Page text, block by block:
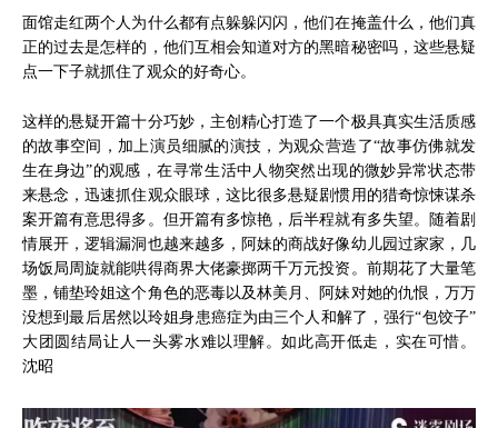
面馆走红两个人为什么都有点躲躲闪闪，他们在掩盖什么，他们真
正的过去是怎样的，他们互相会知道对方的黑暗秘密吗，这些悬疑
点一下子就抓住了观众的好奇心。
这样的悬疑开篇十分巧妙，主创精心打造了一个极具真实生活质感
的故事空间，加上演员细腻的演技，为观众营造了“故事仿佛就发
生在身边”的观感，在寻常生活中人物突然出现的微妙异常状态带
来悬念，迅速抓住观众眼球，这比很多悬疑剧惯用的猎奇惊悚谋杀
案开篇有意思得多。但开篇有多惊艳，后半程就有多失望。随着剧
情展开，逻辑漏洞也越来越多，阿妹的商战好像幼儿园过家家，几
场饭局周旋就能哄得商界大佬豪掷两千万元投资。前期花了大量笔
墨，铺垫玲姐这个角色的恶毒以及林美月、阿妹对她的仇恨，万万
没想到最后居然以玲姐身患癌症为由三个人和解了，强行“包饺子”
大团圆结局让人一头雾水难以理解。如此高开低走，实在可惜。
沈昭